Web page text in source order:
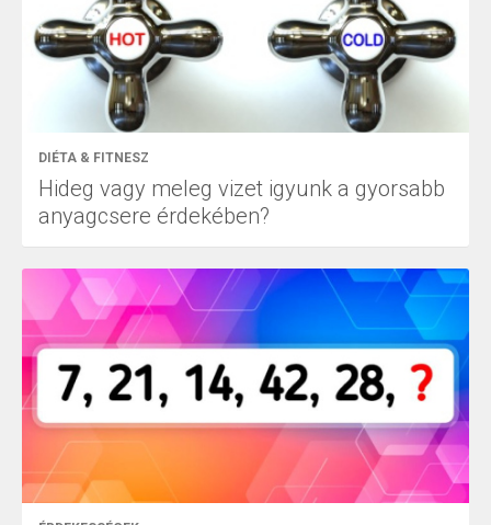
DIÉTA & FITNESZ
Hideg vagy meleg vizet igyunk a gyorsabb
anyagcsere érdekében?